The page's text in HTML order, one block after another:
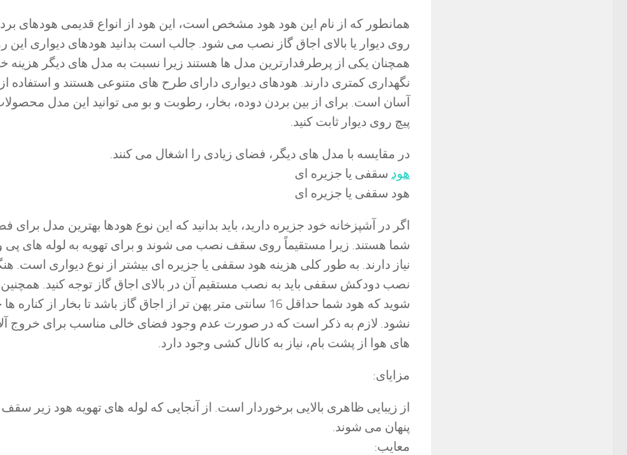
همانطور که از نام این هود هود مشخص است، این هود از انواع قدیمی هودهای
روی دیوار یا بالای اجاق گاز نصب می شود. جالب است بدانید هودهای دیواری این
همچنان یکی از پرطرفدارترین مدل ها هستند زیرا نسبت به مدل های دیگر هزینه
نگهداری کمتری دارند. هودهای دیواری دارای طرح های متنوعی هستند و استفاده از
آسان است. برای از بین بردن دوده، بخار، رطوبت و بو می توانید این مدل
پیچ روی دیوار ثابت کنید.
در مقایسه با مدل های دیگر، فضای زیادی را اشغال می کنند.
هود سقفی یا جزیره ای
هود سقفی یا جزیره ای
اگر در آشپزخانه خود جزیره دارید، باید بدانید که این نوع هودها بهترین مدل برای
شما هستند. زیرا مستقیماً روی سقف نصب می شوند و برای تهویه به لوله های
نیاز دارند. به طور کلی هزینه هود سقفی یا جزیره ای بیشتر از نوع دیواری است.
نصب دودکش سقفی باید به نصب مستقیم آن در بالای اجاق گاز توجه کنید.
شوید که هود شما حداقل 16 سانتی متر پهن تر از اجاق گاز باشد تا بخار از کناره
نشود. لازم به ذکر است که در صورت عدم وجود فضای خالی مناسب برای خروج
های هوا از پشت بام، نیاز به کانال کشی وجود دارد.
مزایای:
از زیبایی ظاهری بالایی برخوردار است. از آنجایی که لوله های تهویه هود زیر
پنهان می شوند.
معایب: